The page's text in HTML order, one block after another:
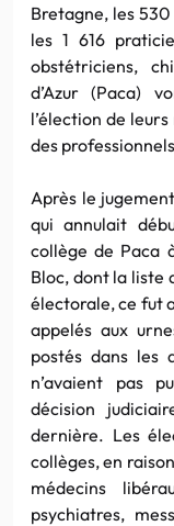
Bretagne, les
les 1 616
obstétriciens,
d’Azur (Paca)
l’élection de
des
Après le
qui annulait
collège de Paca
Bloc, dont la liste
électorale, ce fut
appelés aux
postés dans les
n’avaient pas
décision
dernière. Les
collèges, en
médecins
psychiatres,